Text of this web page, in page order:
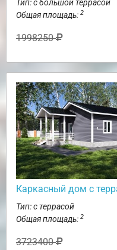
Тип: с большой террасой
Общая площадь: 2
1998250
Каркасный дом с
Тип: с террасой
Общая площадь: 2
3723400